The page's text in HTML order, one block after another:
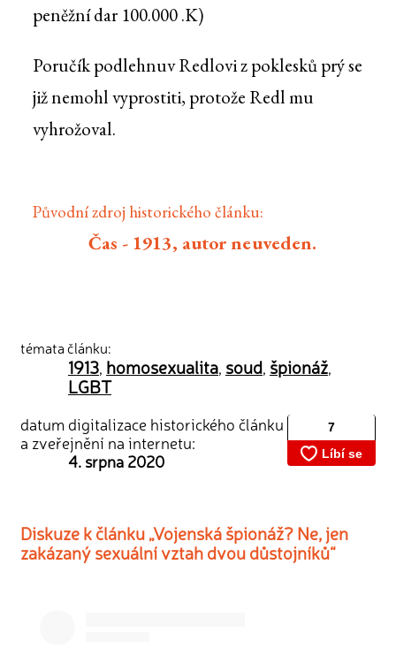
peněžní dar 100.000 .K)
Poručík podlehnuv Redlovi z poklesků prý se
již nemohl vyprostiti, protože Redl mu
vyhrožoval.
Původní zdroj historického článku:
Čas - 1913, autor neuveden.
témata článku:
1913, homosexualita, soud, špionáž,
LGBT
datum digitalizace historického článku
a zveřejnění na internetu:
4. srpna 2020
Diskuze k článku „Vojenská špionáž? Ne, jen
zakázaný sexuální vztah dvou důstojníků“